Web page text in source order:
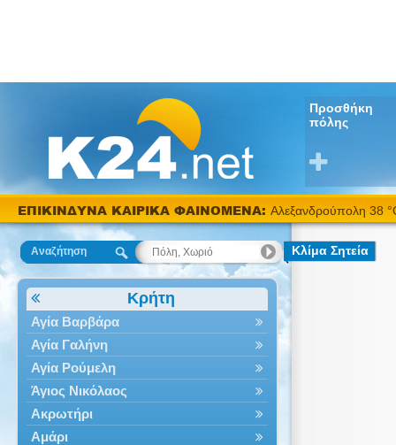
Προσθήκη
πόλης
ΕΠΙΚΙΝΔΥΝΑ ΚΑΙΡΙΚΑ ΦΑΙΝΟΜΕΝΑ: Αλεξανδρούπολη 38
Αναζήτηση
Κρήτη
Αγία Βαρβάρα
Αγία Γαλήνη
Αγία Ρούμελη
Άγιος Νικόλαος
Ακρωτήρι
Αμάρι
Κλίμα Σητεία